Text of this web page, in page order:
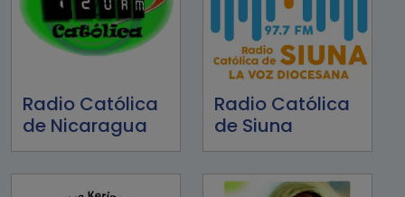
Radio Católica
de Nicaragua
Radio Católica
de Siuna